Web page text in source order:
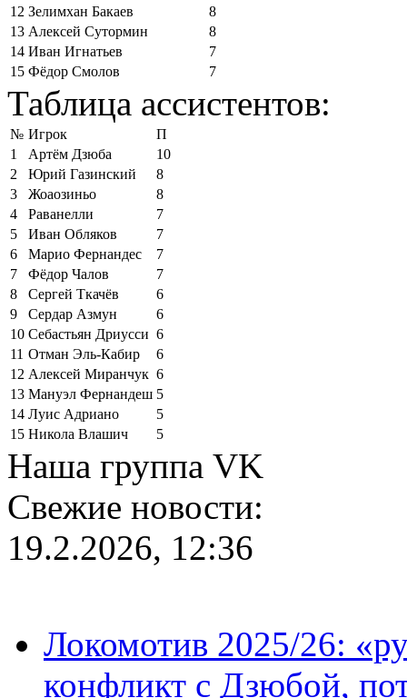
12 Зелимхан Бакаев
8
13 Алексей Сутормин
8
14 Иван Игнатьев
7
15 Фёдор Смолов 7
Таблица ассистентов:
№ Игрок
П
1
Артём Дзюба
10
2
Юрий Газинский
8
3
Жоаозиньо
8
4
Раванелли
7
5
Иван Обляков
7
6
Марио Фернандес
7
7
Фёдор Чалов
7
8
Сергей Ткачёв
6
9
Сердар Азмун
6
10 Себастьян Дриусси 6
11 Отман Эль-Кабир
6
12 Алексей Миранчук 6
13 Мануэл Фернандеш 5
14 Луис Адриано
5
15 Никола Влашич 5
Наша группа VK
Свежие новости:
19.2.2026, 12:36
Локомотив 2025/26:
конфликт с Дзюбой,